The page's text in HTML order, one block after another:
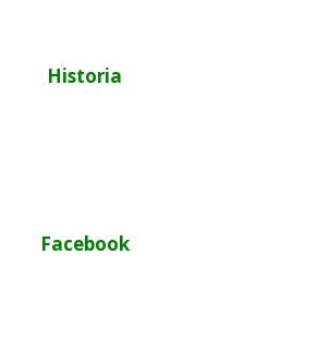
Historia
Facebook